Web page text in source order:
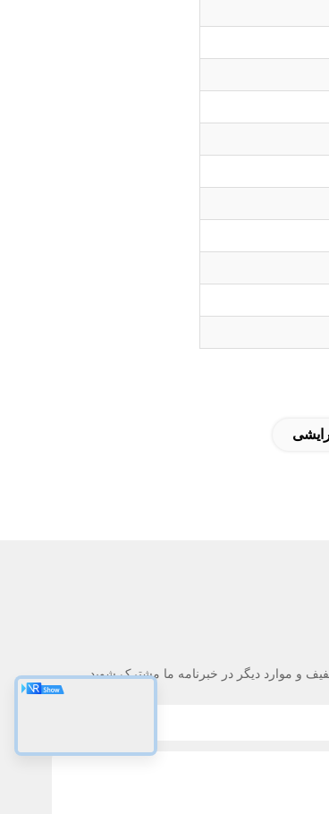
و موارد دیگر در خبرنامه ما مشترک شوید.